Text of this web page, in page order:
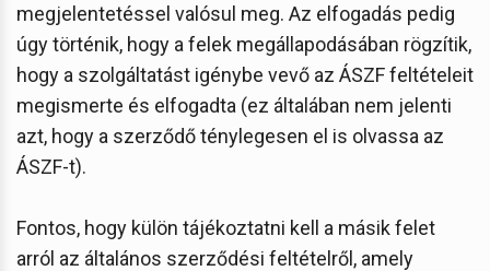
megjelentetéssel valósul meg. Az elfogadás pedig
úgy történik, hogy a felek megállapodásában rögzítik,
hogy a szolgáltatást igénybe vevő az ÁSZF feltételeit
megismerte és elfogadta (ez általában nem jelenti
azt, hogy a szerződő ténylegesen el is olvassa az
ÁSZF-t).
Fontos, hogy külön tájékoztatni kell a másik felet
arról az általános szerződési feltételről, amely